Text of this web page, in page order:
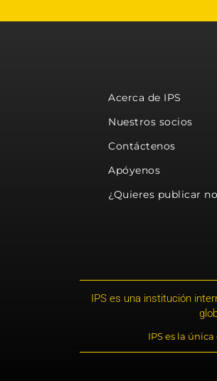
Acerca de IPS
Nuestros socios
Contáctenos
Apóyenos
¿Quieres publicar
IPS es una institución
IPS es la